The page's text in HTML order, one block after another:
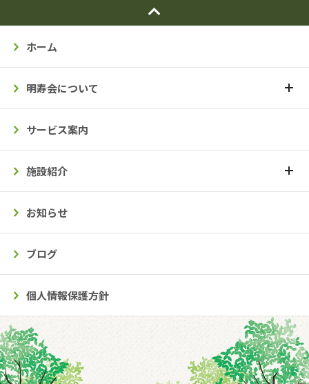
ホーム
明寿会について
サービス案内
施設紹介
お知らせ
ブログ
個人情報保護方針